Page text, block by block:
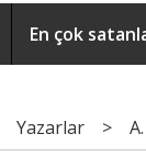
En çok
Yazarlar >